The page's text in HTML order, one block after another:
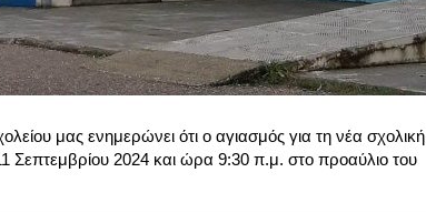
μας ενημερώνει ότι ο αγιασμός για τη νέα σχολική
Σεπτεμβρίου 2024 και ώρα 9:30 π.μ. στο προαύλιο του